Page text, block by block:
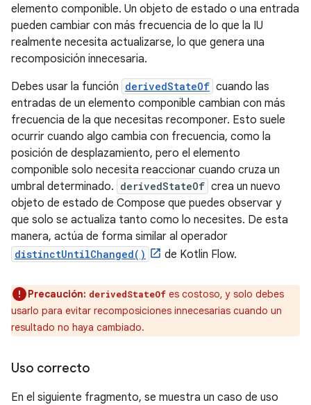
elemento componible. Un objeto de estado o una entrada
pueden cambiar con más frecuencia de lo que la IU
realmente necesita actualizarse, lo que genera una
recomposición innecesaria.
Debes usar la función derivedStateOf cuando las
entradas de un elemento componible cambian con más
frecuencia de la que necesitas recomponer. Esto suele
ocurrir cuando algo cambia con frecuencia, como la
posición de desplazamiento, pero el elemento
componible solo necesita reaccionar cuando cruza un
umbral determinado. derivedStateOf crea un nuevo
objeto de estado de Compose que puedes observar y
que solo se actualiza tanto como lo necesites. De esta
manera, actúa de forma similar al operador
distinctUntilChanged() de Kotlin Flow.
Precaución: derivedStateOf es costoso, y solo debes
usarlo para evitar recomposiciones innecesarias cuando un
resultado no haya cambiado.
Uso correcto
En el siguiente fragmento, se muestra un caso de uso